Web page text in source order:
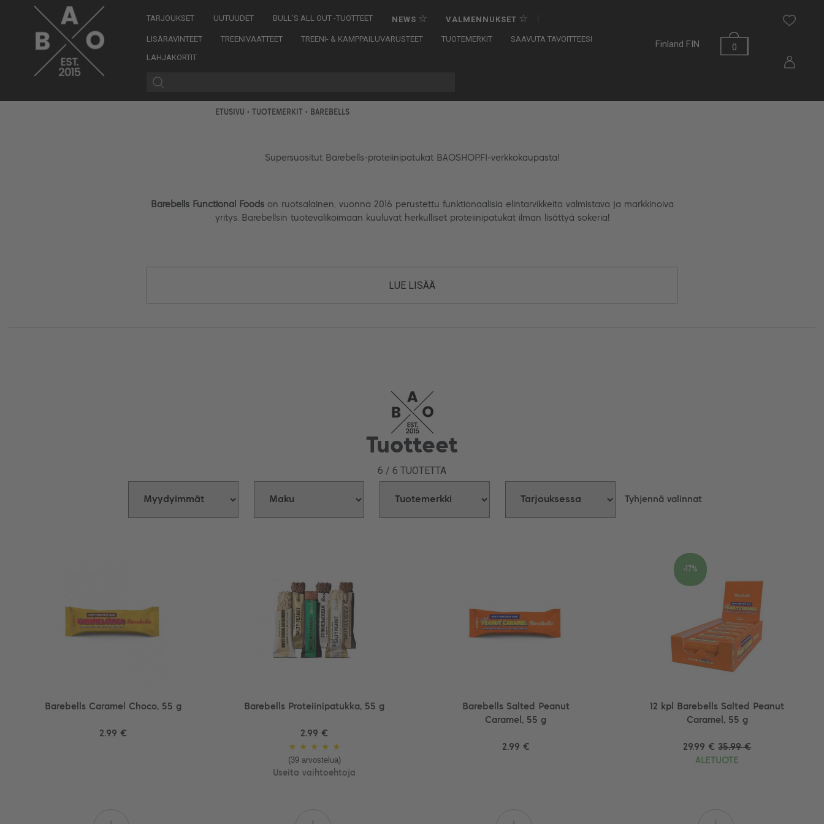
TARJOUKSET UUTUUDET BULL’S ALL OUT -TUOTTEET NEWS ☆ VALMENNUKSET ☆
LISÄRAVINTEET TREENIVAATTEET TREENI- & KAMPPAILUVARUSTEET TUOTEMERKIT
SAAVUTA TAVOITTEESI
LAHJAKORTIT
0
Finland FIN
ETUSIVU • TUOTEMERKIT • BAREBELLS
Supersuositut Barebells-proteiinipatukat BAOSHOP.FI-verkkokaupasta!
Barebells Functional Foods on ruotsalainen, vuonna 2016 perustettu funktionaalisia elintarvikkeita valmistava ja markkinoiva
yritys. Barebellsin tuotevalikoimaan kuuluvat herkulliset proteiinipatukat ilman lisättyä sokeria!
LUE LISÄÄ
Tuotteet
6 / 6 TUOTETTA
Tyhjennä valinnat
Barebells Caramel Choco, 55 g
2.99 €
Barebells Proteiinipatukka, 55 g
2.99 €
★ ★ ★ ★ ★
(39 arvostelua)
Useita vaihtoehtoja
Barebells Salted Peanut
Caramel, 55 g
2.99 €
12 kpl Barebells Salted Peanut
Caramel, 55 g
29.99 € 35.99 €
ALETUOTE
-17%